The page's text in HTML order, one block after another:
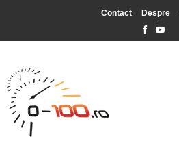
Contact Despre